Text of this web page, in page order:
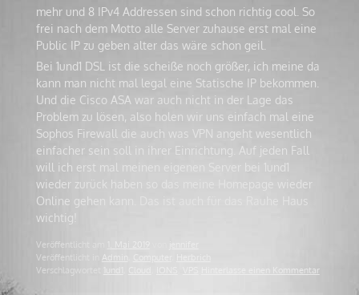
mehr und 8 IPv4 Addressen sind schon richtig cool. So
frei nach dem Motto alle Server zuhause erst mal eine
Public IP zu geben alter das wäre schon geil.
Bei 1und1 DSL ist die scheiße noch größer, ich meine da
kann man nicht mal legal eine Statische IP bekommen.
Und die Cisco ASA war auch nicht in der Lage das
Problem zu lösen, also holen wir uns einfach mal eine
Sophos Firewall die auch was VPN angeht wesentlich
einfacher sein soll in ihrer Einrichtung. Auf jeden Fall
will ich erst mal meinen eigenen Server bei 1und1
wieder zurück haben so das meine Homepage wieder
Online gehen kann. Das ist auch für das Rauhe Haus
wichtig!
Veröffentlicht am
Veröffentlicht in Admin
Verschlagwortet
1und1 Hinterlasse einen Kommentar